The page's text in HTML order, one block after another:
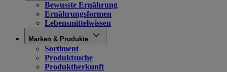
Bewusste Ernährung
Ernährungsformen
Lebensmittelwissen
Marken & Produkte
Sortiment
Produktsuche
Produktherkunft